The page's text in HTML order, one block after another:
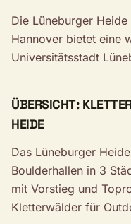
Die Lüneburger
Hannover bietet eine
Universitätsstadt
ÜBERSICHT:
HEIDE
Das Lüneburger
Boulderhallen in 3
mit Vorstieg und
Kletterwälder für